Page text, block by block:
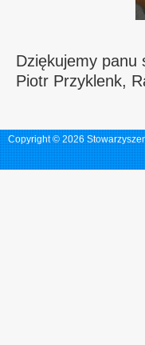
Dziękujemy panu
Piotr Przyklenk,
Copyright © 2026